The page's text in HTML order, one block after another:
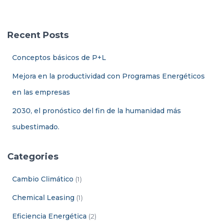
rRecent Posts
Conceptos básicos de P+L
Mejora en la productividad con Programas Energéticos
en las empresas
2030, el pronóstico del fin de la humanidad más
subestimado.
Categories
Cambio Climático (1)
Chemical Leasing (1)
Eficiencia Energética (2)